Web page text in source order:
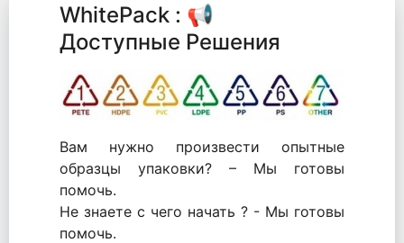
WhitePack : 📢
Доступные Решения
Вам нужно произвести опытные
образцы упаковки? – Мы готовы
помочь.
Не знаете с чего начать ? - Мы готовы
помочь.